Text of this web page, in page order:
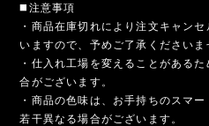
◼️注意事項
・商品在庫切れにより注文キャン
いますので、予めご了承くださいま
・仕入れ工場を変えることがある
合がございます。
・商品の色味は、お手持ちのスマ
若干異なる場合がございます。